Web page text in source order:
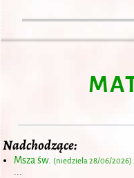
Nadchodzące:
Msza św. (niedziela 28/06/2026)
...